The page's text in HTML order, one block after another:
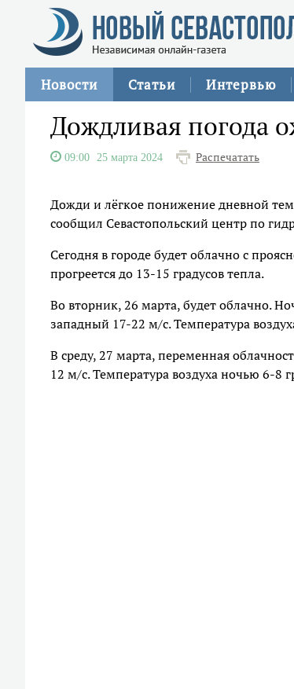
Новости Статьи Интервью
Дождливая погода
09:00 25 марта 2024 Распечатать
Дожди и лёгкое понижение дневной
сообщил Севастопольский центр по
Сегодня в городе будет облачно с
прогреется до 13-15 градусов тепла.
Во вторник, 26 марта, будет облачно.
западный 17-22 м/с. Температура
В среду, 27 марта, переменная
12 м/с. Температура воздуха ночью 6-8